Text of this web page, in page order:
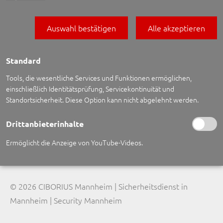
CIBORIUS Security & Service Solutions Mannheim GmbH
Havellandstr. 10-12, 68309Mannheim
mannheim@security.de
Website: www.security.de
© 2026 CIBORIUS Mannheim | Sicherheitsdienst in
Mannheim | Security Mannheim
Auswahl bestätigen Alle akzeptieren
Standard
Tools, die wesentliche Services und Funktionen ermöglichen,
einschließlich Identitätsprüfung, Servicekontinuität und
Standortsicherheit. Diese Option kann nicht abgelehnt werden.
Drittanbieterinhalte
Ermöglicht die Anzeige von YouTube-Videos.